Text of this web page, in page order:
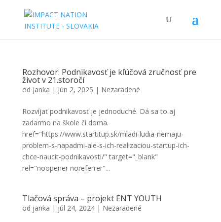
Rozhovor: Podnikavosť je kľúčová zručnosť pre
život v 21.storočí
od janka | jún 2, 2025 | Nezaradené
Rozvíjať podnikavosť je jednoduché. Dá sa to aj
zadarmo na škole či doma.
href="https://www.startitup.sk/mladi-ludia-nemaju-
problem-s-napadmi-ale-s-ich-realizaciou-startup-ich-
chce-naucit-podnikavosti/" target="_blank"
rel="noopener noreferrer"...
Tlačová správa – projekt ENT YOUTH
od janka | júl 24, 2024| Nezaradené